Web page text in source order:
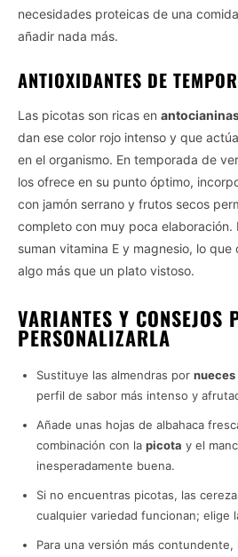
necesidades proteicas de una
añadir nada más.
ANTIOXIDANTES DE
Las picotas son ricas en
dan ese color rojo intenso y que
en el organismo. En temporada de
los ofrece en su punto óptimo,
con jamón serrano y frutos secos
completo con muy poca elaboración.
suman vitamina E y magnesio, lo
algo más que un plato vistoso.
VARIANTES Y CONSEJOS
PERSONALIZARLA
Sustituye las almendras por
perfil de sabor más intenso y
Añade unas hojas de albahaca
combinación con la picota y el
inesperadamente buena.
Si no encuentras picotas, las
cualquier variedad funcionan; elige
Para una versión más contundente,